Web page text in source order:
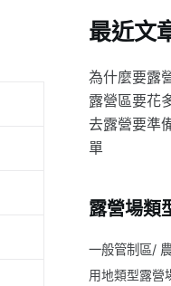
最近文
為什麼要露
露營區要花
去露營要準
單
露營場類
一般管制區/
用地類型露營